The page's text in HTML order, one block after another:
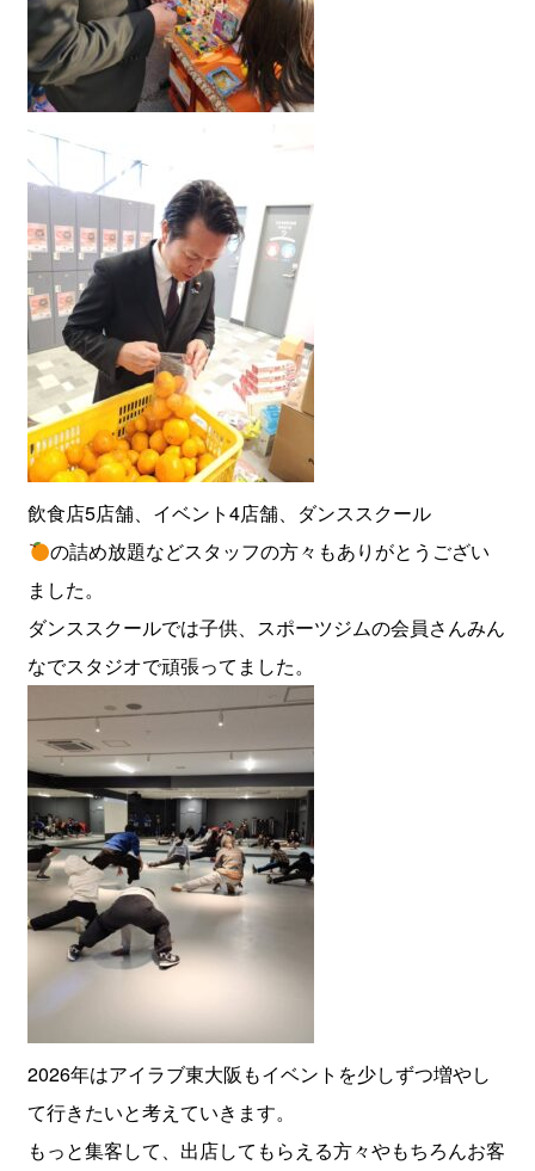
飲食店5店舗、イベント4店舗、ダンススクール
の詰め放題などスタッフの方々もありがとうござい
ました。
ダンススクールでは子供、スポーツジムの会員さんみん
なでスタジオで頑張ってました。
2026年はアイラブ東大阪もイベントを少しずつ増やし
て行きたいと考えていきます。
もっと集客して、出店してもらえる方々やもちろんお客